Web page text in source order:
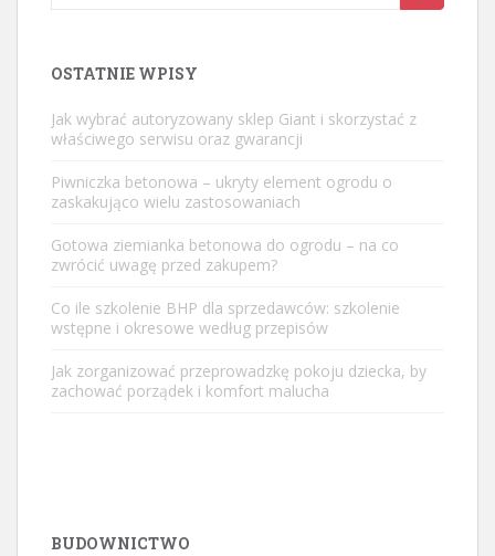
OSTATNIE WPISY
Jak wybrać autoryzowany sklep Giant i skorzystać z
właściwego serwisu oraz gwarancji
Piwniczka betonowa – ukryty element ogrodu o
zaskakująco wielu zastosowaniach
Gotowa ziemianka betonowa do ogrodu – na co
zwrócić uwagę przed zakupem?
Co ile szkolenie BHP dla sprzedawców: szkolenie
wstępne i okresowe według przepisów
Jak zorganizować przeprowadzkę pokoju dziecka, by
zachować porządek i komfort malucha
BUDOWNICTWO